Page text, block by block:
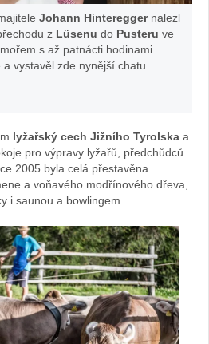
Johann Hintereggernalezl
z Lüsenu do Pusteru ve
s až patnácti hodinami
vystavěl zde nynější chatu
lyžařský cech Jižního Tyrolska a
pro výpravy lyžařů, předchůdců
2005 byla celá přestavěna
a voňavého modřínového dřeva,
i saunou a bowlingem.